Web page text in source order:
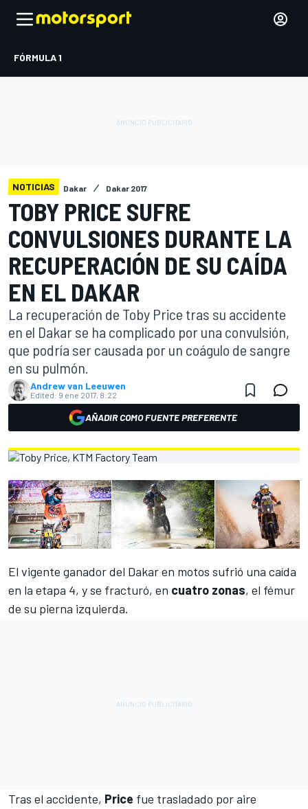
FÓRMULA 1
NOTICIAS Dakar Dakar 2017
TOBY PRICE SUFRE
CONVULSIONES DURANTE LA
RECUPERACIÓN DE SU CAÍDA
EN EL DAKAR
La recuperación de Toby Price tras su accidente
en el Dakar se ha complicado por una convulsión,
que podría ser causada por un coágulo de sangre
en su pulmón.
Andrew van Leeuwen
Edited: 9 ene 2017, 8:22
AÑADIR COMO FUENTE PREFERENTE
El vigente ganador del Dakaren motos sufrió una caída
en la etapa 4, y se fracturó, en cuatro zonas, el fémur
de su pierna izquierda.
Tras el accidente, Price fue trasladado por aire